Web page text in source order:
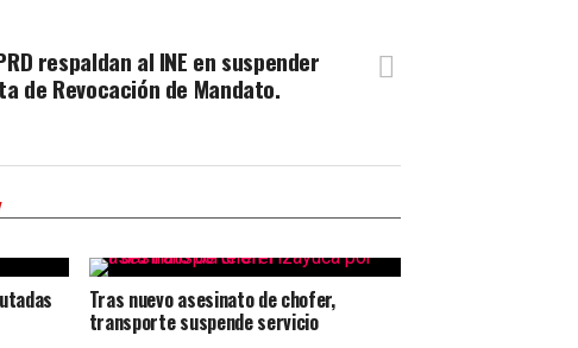
respaldan al INE en suspender
de Revocación de Mandato.
Tras nuevo asesinato de chofer,
transporte suspende servicio